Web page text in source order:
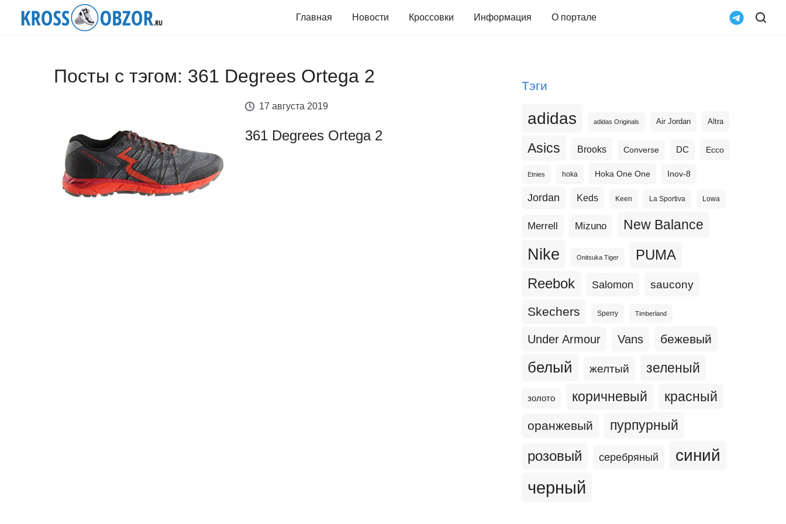
Главная Новости Кроссовки Информация О портале
Посты с тэгом: 361 Degrees Ortega 2
17 августа 2019
361 Degrees Ortega 2
Тэги
adidas adidas Originals Air Jordan Altra
Asics Brooks Converse DC Ecco
Etnies hoka Hoka One One Inov-8
Jordan Keds Keen La Sportiva Lowa
Merrell Mizuno New Balance
Nike Onitsuka Tiger PUMA
Reebok Salomon saucony
Skechers Sperry Timberland
Under Armour Vans бежевый
белый желтый зеленый
золото коричневый красный
оранжевый пурпурный
розовый серебряный синий
черный